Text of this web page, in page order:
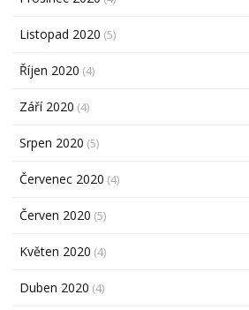
Listopad 2020 (5)
Říjen 2020 (4)
Září 2020 (4)
Srpen 2020 (5)
Červenec 2020 (4)
Červen 2020 (5)
Květen 2020 (4)
Duben 2020 (4)